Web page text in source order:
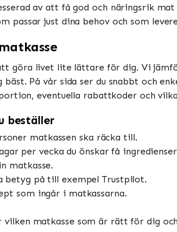
av att få god och näringsrik
passar just dina behov och som
göra livet lite lättare för dig. Vi
bäst. På vår sida ser du snabbt och
eventuella rabattkoder och
beställer
matkassen ska räcka till.
per vecka du önskar få
matkasse.
betyg på till exempel Trustpilot.
som ingår i matkassarna.
vilken matkasse som är rätt för dig